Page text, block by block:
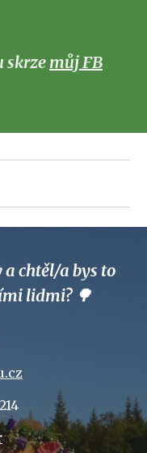
skrze můj FB
a chtěl/a bys to
lidmi? 🌳